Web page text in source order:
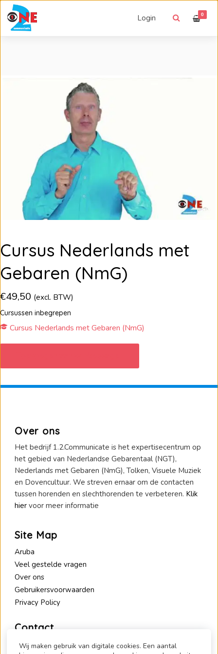
Login 0
Cursus Nederlands met
Gebaren (NmG)
€49,50 (excl. BTW)
Cursussen inbegrepen
Cursus Nederlands met Gebaren (NmG)
(NmG)
Over ons
Het bedrijf 1.2.Communicate is het expertisecentrum op
het gebied van Nederlandse Gebarentaal (NGT),
Nederlands met Gebaren (NmG), Tolken, Visuele Muziek
en Dovencultuur. We streven ernaar om de contacten
tussen horenden en slechthorenden te verbeteren. Klik
hier voor meer informatie
Site Map
Aruba
Veel gestelde vragen
Over ons
Gebruikersvoorwaarden
Privacy Policy
Contact
1.2.Communicate
Wij maken gebruik van digitale cookies. Een aantal